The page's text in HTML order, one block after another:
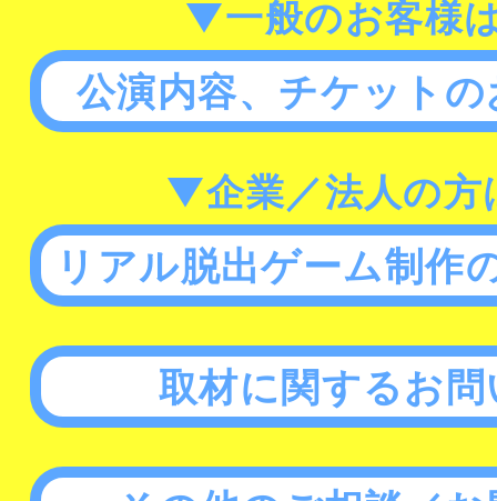
▼一般のお客様
公演内容、チケット
▼企業／法人の方
リアル脱出ゲーム制作
取材に関するお